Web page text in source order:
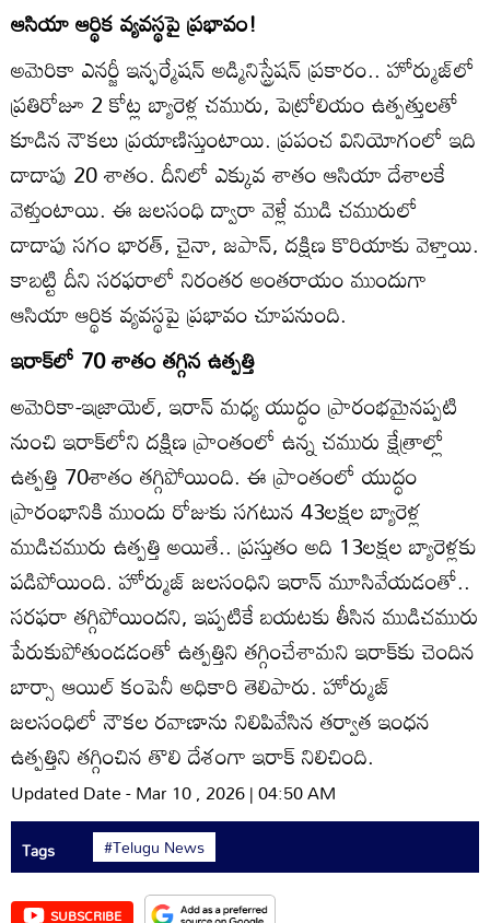
ఆసియా ఆర్థిక వ్యవస్థపై ప్రభావం!
అమెరికా ఎనర్జీ ఇన్ఫర్మేషన్‌ అడ్మినిస్ట్రేషన్‌ ప్రకారం.. హోర్ముజ్‌లో
ప్రతిరోజూ 2 కోట్ల బ్యారెళ్ల చమురు, పెట్రోలియం ఉత్పత్తులతో
కూడిన నౌకలు ప్రయాణిస్తుంటాయి. ప్రపంచ వినియోగంలో ఇది
దాదాపు 20 శాతం. దీనిలో ఎక్కువ శాతం ఆసియా దేశాలకే
వెళ్తుంటాయి. ఈ జలసంధి ద్వారా వెళ్లే ముడి చమురులో
దాదాపు సగం భారత్‌, చైనా, జపాన్‌, దక్షిణ కొరియాకు వెళ్తాయి.
కాబట్టి దీని సరఫరాలో నిరంతర అంతరాయం ముందుగా
ఆసియా ఆర్థిక వ్యవస్థపై ప్రభావం చూపనుంది.
ఇరాక్‌లో 70 శాతం తగ్గిన ఉత్పత్తి
అమెరికా-ఇజ్రాయెల్‌, ఇరాన్‌ మధ్య యుద్ధం ప్రారంభమైనప్పటి
నుంచి ఇరాక్‌లోని దక్షిణ ప్రాంతంలో ఉన్న చమురు క్షేత్రాల్లో
ఉత్పత్తి 70శాతం తగ్గిపోయింది. ఈ ప్రాంతంలో యుద్ధం
ప్రారంభానికి ముందు రోజుకు సగటున 43లక్షల బ్యారెళ్ల
ముడిచమురు ఉత్పత్తి అయితే.. ప్రస్తుతం అది 13లక్షల బ్యారెళ్లకు
పడిపోయింది. హోర్ముజ్‌ జలసంధిని ఇరాన్‌ మూసివేయడంతో..
సరఫరా తగ్గిపోయిందని, ఇప్పటికే బయటకు తీసిన ముడిచమురు
పేరుకుపోతుండడంతో ఉత్పత్తిని తగ్గించేశామని ఇరాక్‌కు చెందిన
బార్సా ఆయిల్‌ కంపెనీ అధికారి తెలిపారు. హోర్ముజ్‌
జలసంధిలో నౌకల రవాణాను నిలిపివేసిన తర్వాత ఇంధన
ఉత్పత్తిని తగ్గించిన తొలి దేశంగా ఇరాక్‌ నిలిచింది.
Updated Date - Mar 10 , 2026 | 04:50 AM
Tags #Telugu News
SUBSCRIBE